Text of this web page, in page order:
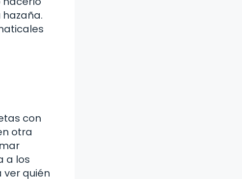
con
otra
a los
ver quién